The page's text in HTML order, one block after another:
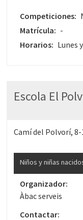
Competiciones:
Matrícula: -
Horarios: Lunes
Escola El
Camí del Polvorí, 8-
Niños y niñas
Organizador:
Àbac serveis
Contactar: